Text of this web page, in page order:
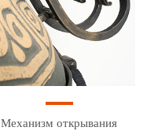
Механизм открывания